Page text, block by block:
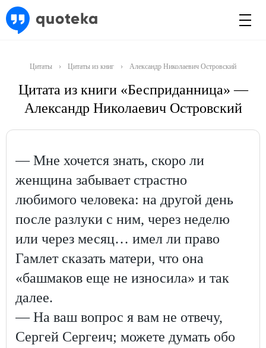
Цитаты › Цитаты из книг › Александр Николаевич Островский
Цитата из книги «Бесприданница» —
Александр Николаевич Островский
— Мне хочется знать, скоро ли
женщина забывает страстно
любимого человека: на другой день
после разлуки с ним, через неделю
или через месяц… имел ли право
Гамлет сказать матери, что она
«башмаков еще не износила» и так
далее.
— На ваш вопрос я вам не отвечу,
Сергей Сергеич; можете думать обо